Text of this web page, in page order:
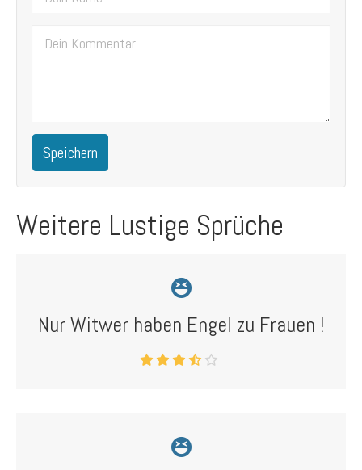
Speichern
Weitere Lustige Sprüche
Nur Witwer haben Engel zu Frauen !